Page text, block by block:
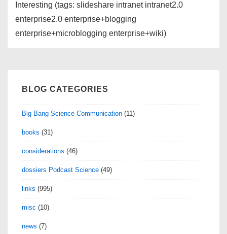
Interesting (tags: slideshare intranet intranet2.0
enterprise2.0 enterprise+blogging
enterprise+microblogging enterprise+wiki)
BLOG CATEGORIES
Big Bang Science Communication (11)
books (31)
considerations (46)
dossiers Podcast Science (49)
links (995)
misc (10)
news (7)